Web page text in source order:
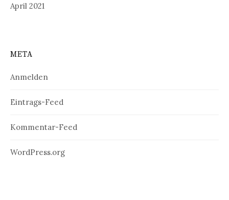
April 2021
META
Anmelden
Eintrags-Feed
Kommentar-Feed
WordPress.org